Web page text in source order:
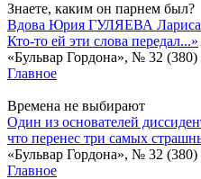
Знаете, каким он парнем был?
Вдова Юрия ГУЛЯЕВА Лариса:
Кто-то ей эти слова передал...»
«Бульвар Гордона», № 32 (380)
Главное
Времена не выбирают
Один из основателей
что перенес три самых
«Бульвар Гордона», № 32 (380)
Главное